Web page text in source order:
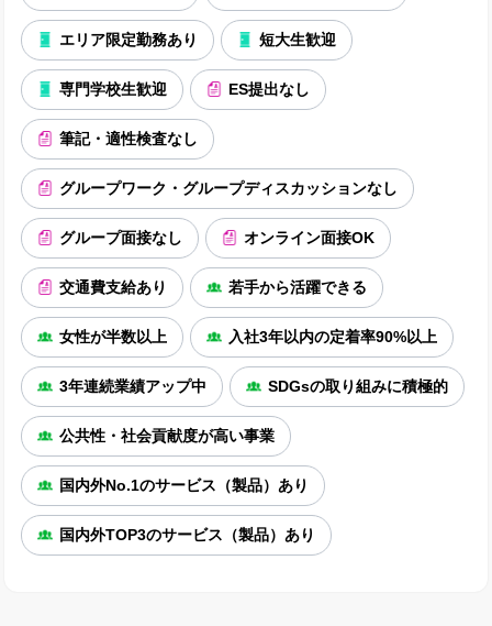
エリア限定勤務あり 短大生歓迎
専門学校生歓迎 ES提出なし
筆記・適性検査なし
グループワーク・グループディスカッションなし
グループ面接なし オンライン面接OK
交通費支給あり 若手から活躍できる
女性が半数以上 入社3年以内の定着率90%以上
3年連続業績アップ中 SDGsの取り組みに積極的
公共性・社会貢献度が高い事業
国内外No.1のサービス（製品）あり
国内外TOP3のサービス（製品）あり